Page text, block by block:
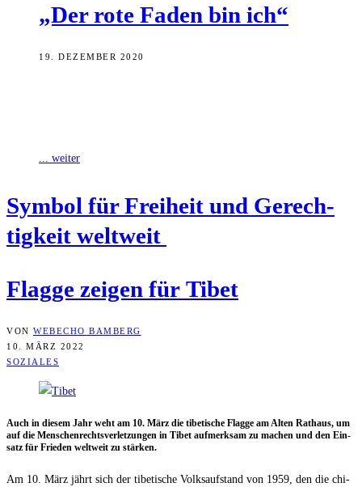
„Der rote Faden bin ich“
19. DEZEMBER 2020
... weiter
Sym­bol für Frei­heit und Gerech­
tig­keit weltweit
Flag­ge zei­gen für Tibet
VON WEBECHO BAMBERG
10. MÄRZ 2022
SOZIALES
Auch in die­sem Jahr weht am 10. März die tibe­ti­sche Flag­ge am Alten Rat­haus, um
auf die Men­schen­rechts­ver­let­zun­gen in Tibet auf­merk­sam zu machen und den Ein­
satz für Frie­den welt­weit zu stärken.
Am 10. März jährt sich der tibe­ti­sche Volks­auf­stand von 1959, den die chi­